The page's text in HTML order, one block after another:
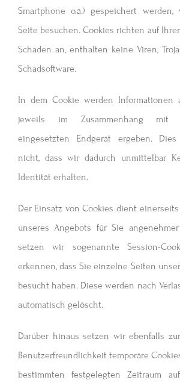
Smartphone o.ä.) gespeichert
Seite besuchen. Cookies richten auf
Schaden an, enthalten keine Viren,
Schadsoftware.
In dem Cookie werden Informationen
jeweils im Zusammenhang mit
eingesetzten Endgerät ergeben.
nicht, dass wir dadurch unmittelbar
Identität erhalten.
Der Einsatz von Cookies dient
unseres Angebots für Sie
setzen wir sogenannte Session-
erkennen, dass Sie einzelne Seiten
besucht haben. Diese werden nach
automatisch gelöscht.
Darüber hinaus setzen wir ebenfalls
Benutzerfreundlichkeit temporäre
bestimmten festgelegten Zeitraum